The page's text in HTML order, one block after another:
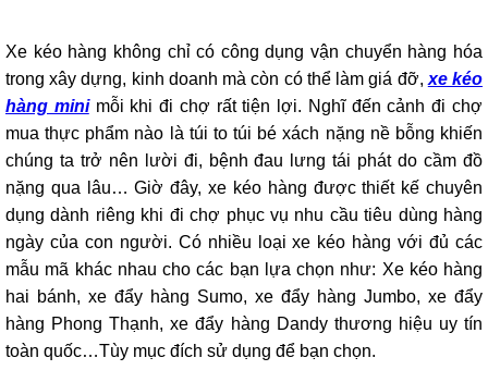
tức
Liên
Xe kéo hàng không chỉ có công dụng vận chuyển hàng hóa
trong xây dựng, kinh doanh mà còn có thể làm giá đỡ, xe kéo
hàng mini mỗi khi đi chợ rất tiện lợi. Nghĩ đến cảnh đi chợ
mua thực phẩm nào là túi to túi bé xách nặng nề bỗng khiến
chúng ta trở nên lười đi, bệnh đau lưng tái phát do cầm đồ
nặng qua lâu… Giờ đây, xe kéo hàng được thiết kế chuyên
dụng dành riêng khi đi chợ phục vụ nhu cầu tiêu dùng hàng
ngày của con người. Có nhiều loại xe kéo hàng với đủ các
mẫu mã khác nhau cho các bạn lựa chọn như: Xe kéo hàng
hai bánh, xe đẩy hàng Sumo, xe đẩy hàng Jumbo, xe đẩy
hàng Phong Thạnh, xe đẩy hàng Dandy thương hiệu uy tín
toàn quốc…Tùy mục đích sử dụng để bạn chọn.